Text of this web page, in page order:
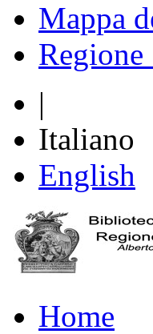
Mappa
|
Italiano
English
Home